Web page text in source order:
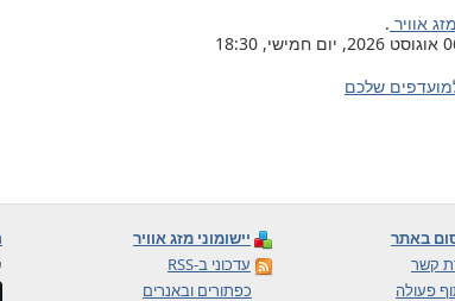
אוויר .
שלכם
באתר
קשר
פעולה
יישומוני מזג אוויר
עדכוני ב-RSS
כפתורים ובאנרים